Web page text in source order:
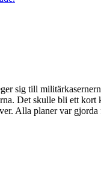
sig till
Det skulle bli ett
Alla planer var